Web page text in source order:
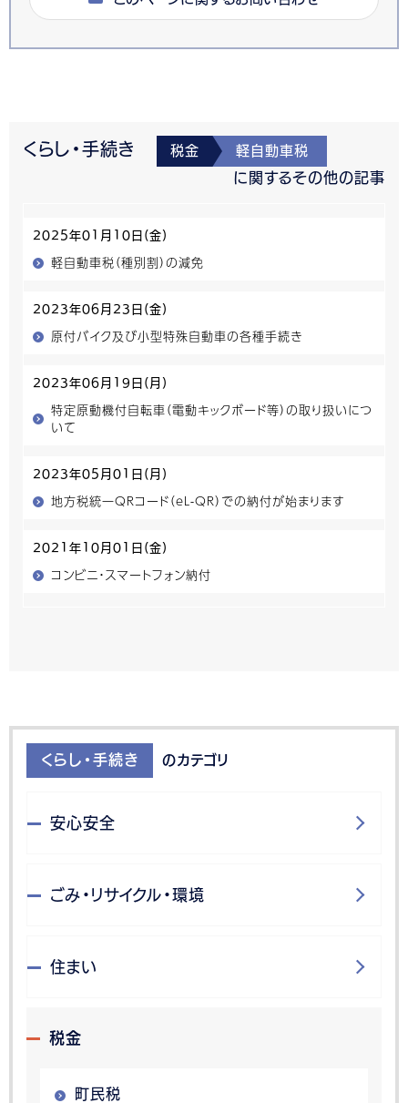
くらし・手続き 税金 軽自動車税
に関するその他の記事
2025年01月10日(金)
軽自動車税（種別割）の減免
2023年06月23日(金)
原付バイク及び小型特殊自動車の各種手続き
2023年06月19日(月)
特定原動機付自転車（電動キックボード等）の取り扱いにつ
いて
2023年05月01日(月)
地方税統一QRコード（eL-QR）での納付が始まります
2021年10月01日(金)
コンビニ・スマートフォン納付
くらし・手続き のカテゴリ
安心安全
ごみ・リサイクル・環境
住まい
税金
町民税